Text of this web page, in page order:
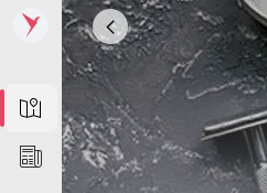
Map
News